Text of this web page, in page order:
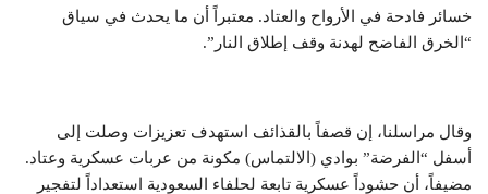
خسائر فادحة في الأرواح والعتاد. معتبراً أن ما يحدث في سياق
“الخرق الفاضح لهدنة وقف إطلاق النار”.
وقال مراسلنا، إن قصفاً بالقذائف استهدف تعزيزات وصلت إلى
أسفل “الفرضة” بوادي (الالتماس) مكونة من عربات عسكرية وعتاد.
مضيفاً، أن حشوداً عسكرية تابعة لحلفاء السعودية استعداداً لتفجير